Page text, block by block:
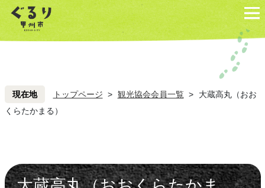
ペ
ー
ジ
こ
こ
を
へ
ペ
ー
ジ
こ
こ
を
へ
現在地 トップページ > 観光協会会員一覧 >
大蔵高丸（おお
くらたかまる）